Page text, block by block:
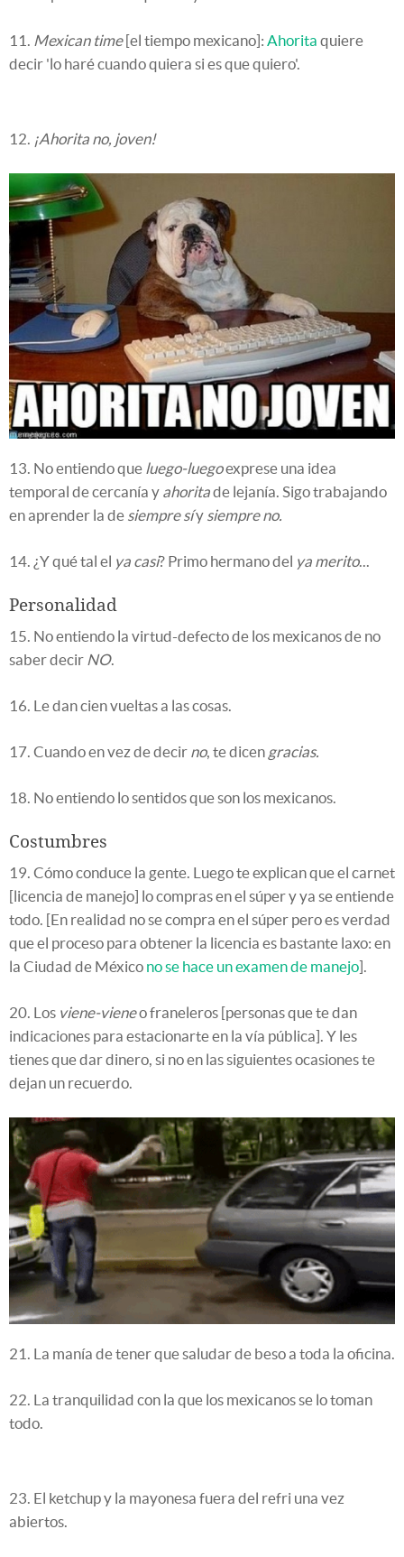
11. Mexican time[el tiempo mexicano]: Ahorita quiere
decir 'lo haré cuando quiera si es que quiero'.
12. ¡Ahorita no, joven!
13. No entiendo que luego-luegoexprese una idea
temporal de cercanía y ahoritade lejanía. Sigo trabajando
en aprender la de siempre síy siempre no.
14. ¿Y qué tal el ya casi? Primo hermano del ya merito...
Personalidad
15. No entiendo la virtud-defecto de los mexicanos de no
saber decir NO.
16. Le dan cien vueltas a las cosas.
17. Cuando en vez de decir no, te dicen gracias.
18. No entiendo lo sentidos que son los mexicanos.
Costumbres
19. Cómo conduce la gente. Luego te explican que el carnet
[licencia de manejo] lo compras en el súper y ya se entiende
todo. [En realidad no se compra en el súper pero es verdad
que el proceso para obtener la licencia es bastante laxo: en
la Ciudad de México no se hace un examen de manejo].
20. Los viene-vieneo franeleros [personas que te dan
indicaciones para estacionarte en la vía pública]. Y les
tienes que dar dinero, si no en las siguientes ocasiones te
dejan un recuerdo.
21. La manía de tener que saludar de beso a toda la oficina.
22. La tranquilidad con la que los mexicanos se lo toman
todo.
23. El ketchup y la mayonesa fuera del refri una vez
abiertos.